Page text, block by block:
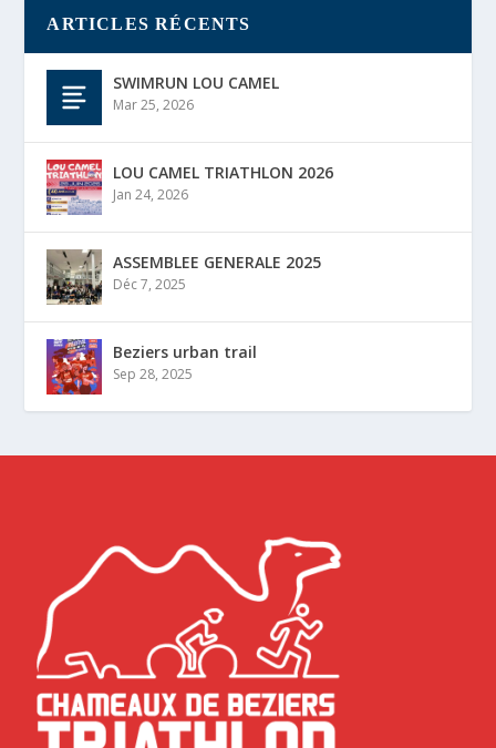
ARTICLES RÉCENTS
SWIMRUN LOU CAMEL
Mar 25, 2026
LOU CAMEL TRIATHLON 2026
Jan 24, 2026
ASSEMBLEE GENERALE 2025
Déc 7, 2025
Beziers urban trail
Sep 28, 2025